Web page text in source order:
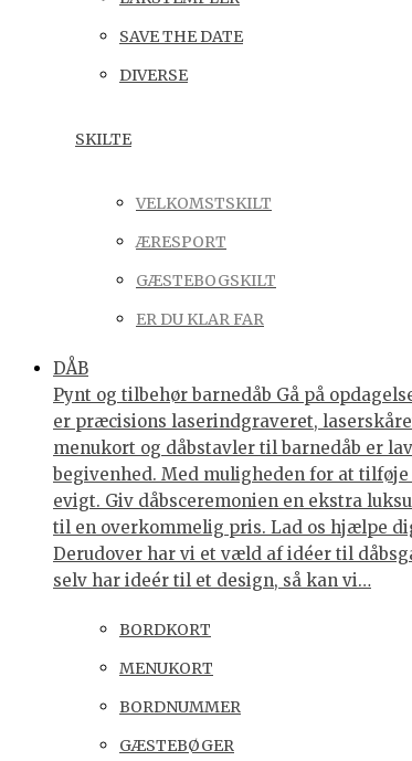
SAVE THE DATE
DIVERSE
SKILTE
VELKOMSTSKILT
ÆRESPORT
GÆSTEBOGSKILT
ER DU KLAR FAR
DÅB
Pynt og tilbehør barnedåb Gå på
er præcisions laserindgraveret,
menukort og dåbstavler til barnedåb er
begivenhed. Med muligheden for at
evigt. Giv dåbsceremonien en ekstra
til en overkommelig pris. Lad os hjælpe
Derudover har vi et væld af idéer til
selv har ideér til et design, så kan vi…
BORDKORT
MENUKORT
BORDNUMMER
GÆSTEBØGER